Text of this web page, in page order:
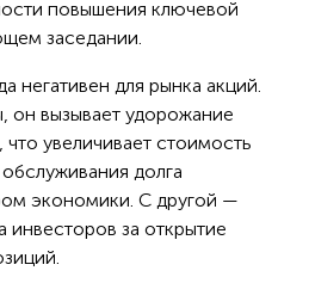
повышения ключевой
заседании.
негативен для рынка акций.
он вызывает удорожание
увеличивает стоимость
долга
экономики. С другой —
инвесторов за открытие